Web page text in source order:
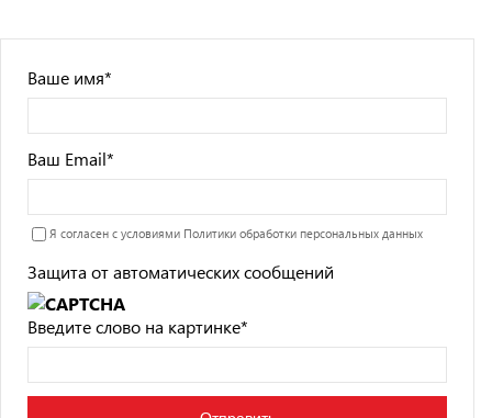
Ваше имя*
Ваш Email*
Я согласен с условиями Политики обработки персональных данных
Защита от автоматических сообщений
Введите слово на картинке*